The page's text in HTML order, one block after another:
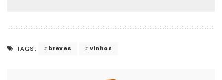
TAGS: breves vinhos